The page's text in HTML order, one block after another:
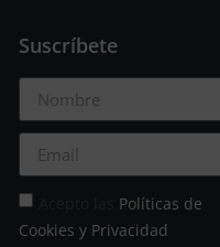
Suscríbete
Políticas de
Cookies y Privacidad